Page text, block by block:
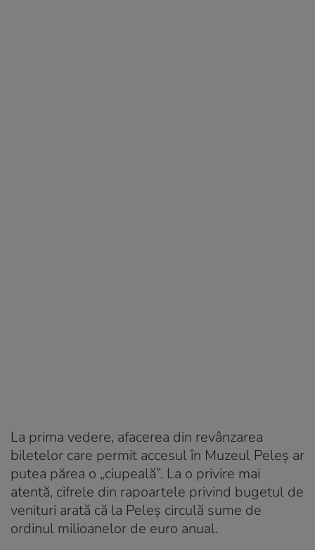
La prima vedere, afacerea din revânzarea
biletelor care permit accesul în Muzeul Peleș ar
putea părea o „ciupeală”. La o privire mai
atentă, cifrele din rapoartele privind bugetul de
venituri arată că la Peleș circulă sume de
ordinul milioanelor de euro anual.